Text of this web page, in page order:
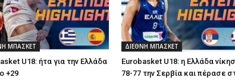
ΜΠΑΣΚΕΤ
U18: ήτα για την Ελλάδα
+29
ΔΙΕΘΝΗ ΜΠΑΣΚΕΤ
Eurobasket U18: η Ελλάδα
78-77 την Σερβία και πέρασε